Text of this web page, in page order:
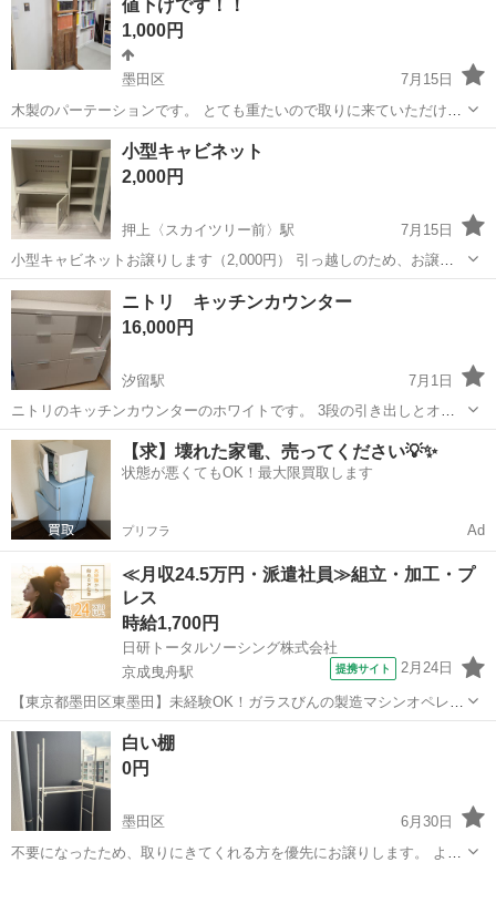
値下げです！！
1,000円
墨田区
7月15日
木製のパーテーションです。 とても重たいので取りに来ていただける
方限定です。 （引取日平日の日中希望ですが応相談） 《サイズ》 高
さ 約195センチ 幅 約58センチ 棚幅 約42センチ 奥行 約10
セ...
東京 墨田区 その他 木製
小型キャビネット
2,000円
押上〈スカイツリー前〉駅
7月15日
小型キャビネットお譲りします（2,000円） 引っ越しのため、お譲り
します。 * 価格：2,000円 * サイズ：約 幅88cm × 奥行40cm × 高さ
東京 墨田区 押上〈スカイツリー前〉駅
ニトリ キッチンカウンター
16,000円
汐留駅
7月1日
ニトリのキッチンカウンターのホワイトです。 3段の引き出しとオー
プン収納スペースを備えた、光沢のあるホワイト仕上げのキッチンカ
ウンターです。 - カラー: ホワイト - 収納構成: 引き出し3段、オープン
棚、扉付き収納 ...
東京 墨田区 汐留駅 その他
【求】壊れた家電、売ってください💡✨
状態が悪くてもOK！最大限買取します
プリフラ Ad
≪月収24.5万円・派遣社員≫組立・加工・プ
レス
時給1,700円
日研トータルソーシング株式会社
京成曳舟駅
提携サイト 2月24日
【東京都墨田区東墨田】未経験OK！ガラスびんの製造マシンオペレー
ター《お仕事No.5A1226-JS》 お仕事について ガラスびんの製造マシ
ンオペレーターです。機械操作および定期的に金型に油を塗る作業、
製造されたガラスびん...
東京 墨田区 京成曳舟駅
白い棚
0円
墨田区
6月30日
不要になったため、取りにきてくれる方を優先にお譲りします。 よろ